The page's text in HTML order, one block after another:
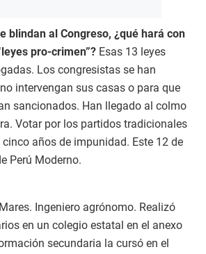
blindan al Congreso, ¿qué hará con
pro-crimen”? Esas 13 leyes
Los congresistas se han
intervengan sus casas o para que
sancionados. Han llegado al colmo
Votar por los partidos tradicionales
años de impunidad. Este 12 de
Perú Moderno.
Ingeniero agrónomo. Realizó
en un colegio estatal en el anexo
secundaria la cursó en el